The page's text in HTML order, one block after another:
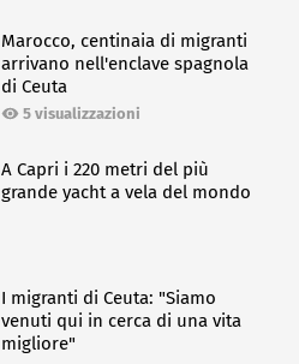
Marocco, centinaia di migranti
arrivano nell'enclave spagnola
di Ceuta
5 visualizzazioni
A Capri i 220 metri del più
grande yacht a vela del mondo
I migranti di Ceuta: "Siamo
venuti qui in cerca di una vita
migliore"